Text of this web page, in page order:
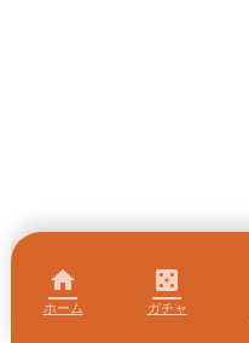
home
ホーム
casino
ガチャ